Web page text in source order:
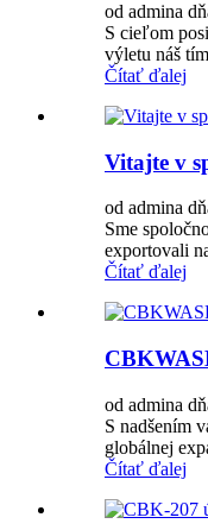
od admina
S cieľom
výletu náš
Čítať ďalej
Vitajte v
od admina
Sme
exportovali
Čítať ďalej
od admina
S nadšením
globálnej
Čítať ďalej